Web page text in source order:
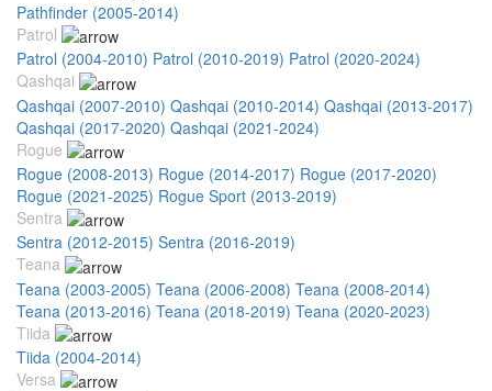
Pathfinder (2005-2014)
Patrol
Patrol (2004-2010) Patrol (2010-2019) Patrol (2020-2024)
Qashqai
Qashqai (2007-2010) Qashqai (2010-2014) Qashqai (2013-2017)
Qashqai (2017-2020) Qashqai (2021-2024)
Rogue
Rogue (2008-2013) Rogue (2014-2017) Rogue (2017-2020)
Rogue (2021-2025) Rogue Sport (2013-2019)
Sentra
Sentra (2012-2015) Sentra (2016-2019)
Teana
Teana (2003-2005) Teana (2006-2008) Teana (2008-2014)
Teana (2013-2016) Teana (2018-2019) Teana (2020-2023)
Tiida
Tiida (2004-2014)
Versa